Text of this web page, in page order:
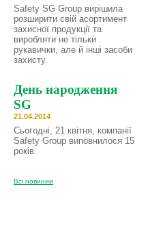
Safety SG Group вирішила
розширити свій асортимент
захисної продукції та
виробляти не тільки
рукавички, але й інші засоби
захисту.
День народження
SG
21.04.2014
Сьогодні, 21 квітня, компанії
Safety Group виповнилося 15
років.
Всі новинии